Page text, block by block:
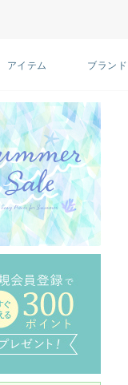
アイテム ブランド